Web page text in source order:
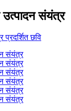
संयंत्र